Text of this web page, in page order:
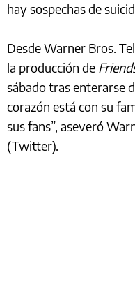
hay sospechas de
Desde Warner Bros.
la producción de
sábado tras enterarse
corazón está con su
sus fans”, aseveró
(Twitter).